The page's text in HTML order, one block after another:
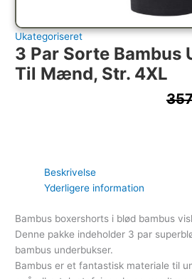
Ukategoriseret
3 Par Sorte Bambus
Til Mænd, Str. 4XL
Beskrivelse
Yderligere information
Bambus boxershorts i blød bambus
Denne pakke indeholder 3 par
bambus underbukser.
Bambus er et fantastisk materiale til